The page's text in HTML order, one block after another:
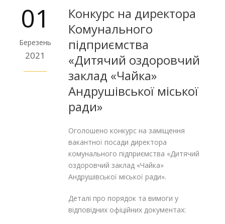
01
Березень
2021
Конкурс на директора
Комунального
підприємства
«Дитячий оздоровчий
заклад «Чайка»
Андрушівської міської
ради»
Оголошено конкурс на заміщення
вакантної посади директора
комунального підприємства «Дитячий
оздоровчий заклад «Чайка»
Андрушівської міської ради».
Деталі про порядок та вимоги у
відповідних офіційних документах: